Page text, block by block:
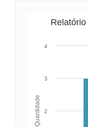
Quantidade 2
3
4